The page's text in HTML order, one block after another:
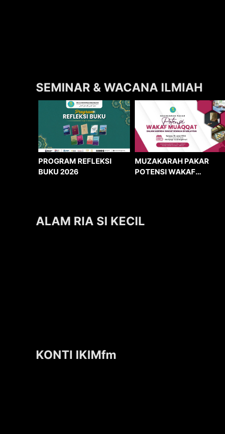
SEMINAR & WACANA ILMIAH
PROGRAM REFLEKSI
BUKU 2026
MUZAKARAH PAKAR
POTENSI WAKAF
ALAM RIA SI KECIL
KONTI IKIMfm